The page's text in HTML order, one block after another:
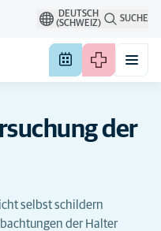
DEUTSCH
(SCHWEIZ)
SUCHE
der
selbst schildern
der Halter